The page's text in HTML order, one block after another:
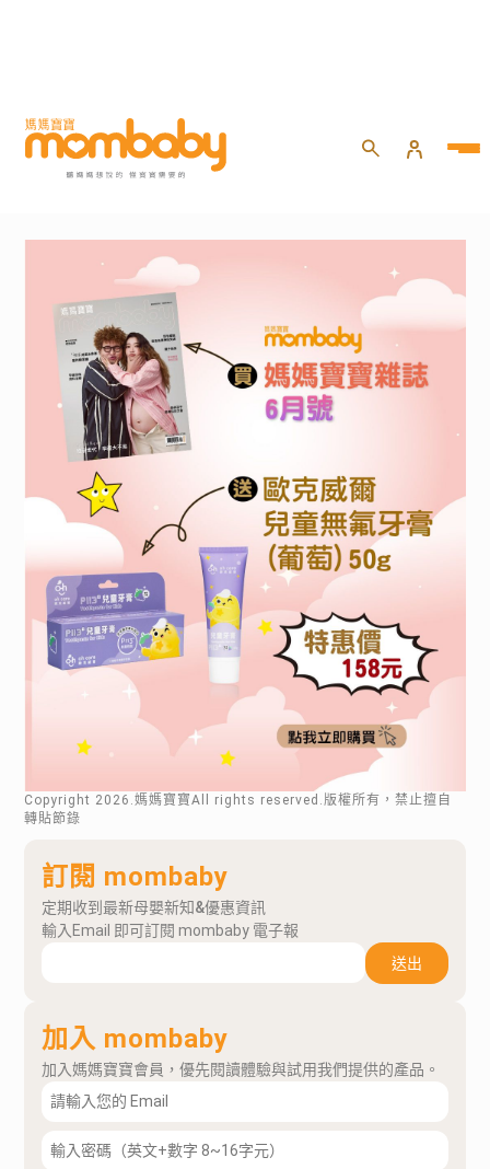
Copyright 2026 .媽媽寶寶All rights reserved.版權所有，禁止擅自
轉貼節錄
訂閱 mombaby
定期收到最新母嬰新知&優惠資訊
輸入Email 即可訂閱 mombaby 電子報
送出
加入 mombaby
加入媽媽寶寶會員，優先閱讀體驗與試用我們提供的產品。